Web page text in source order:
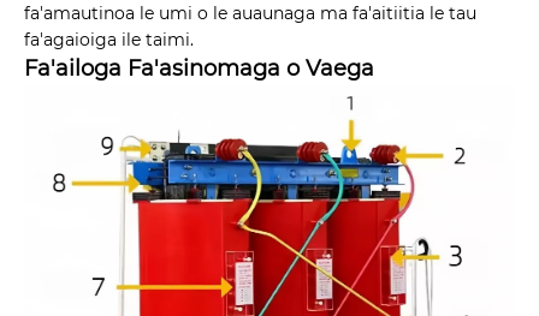
fa'amautinoa le umi o le auaunaga ma fa'aitiitia le tau
fa'agaioiga ile taimi.
Fa'ailoga Fa'asinomaga o Vaega